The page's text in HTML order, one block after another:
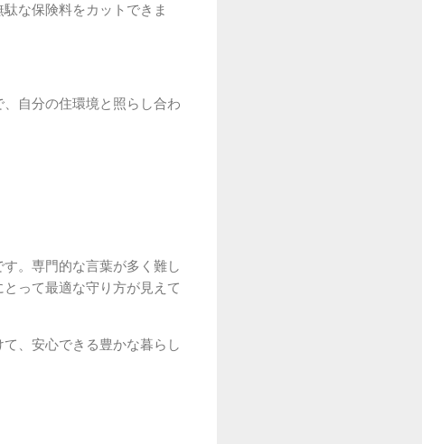
な保険料をカットできま
自分の住環境と照らし合わ
。専門的な言葉が多く難し
って最適な守り方が見えて
、安心できる豊かな暮らし